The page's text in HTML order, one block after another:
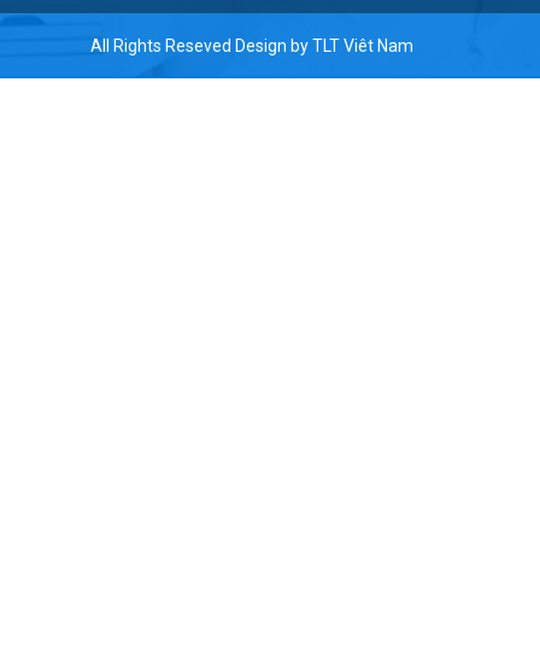
All Rights Reseved Design byTLT Viêt Nam